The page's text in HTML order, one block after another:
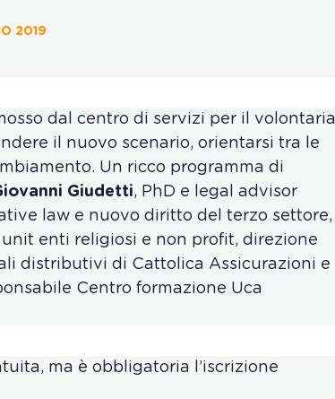
2019
dal centro di servizi per il
il nuovo scenario, orientarsi tra le
Un ricco programma di
Giudetti, PhD e legal advisor
law e nuovo diritto del terzo settore,
unit enti religiosi e non profit, direzione
distributivi di Cattolica Assicurazioni e
Centro formazione Uca
ma è obbligatoria l’iscrizione